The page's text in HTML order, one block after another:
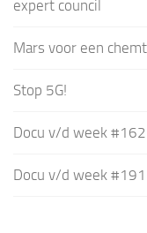
expert council
Mars voor een
Stop 5G!
Docu v/d week
Docu v/d week